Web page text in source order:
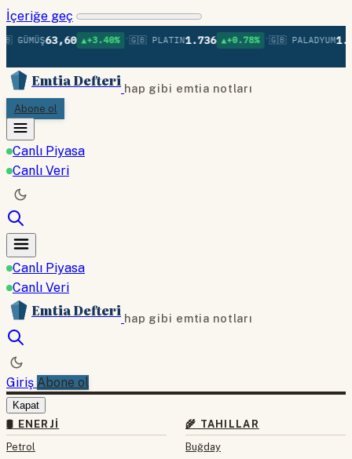
İçeriğe geç
63,60 ▲+3.40% •🇬🇧 PLATIN1.736 ▲+0.78% •🇬🇧 PALADYUM
Emtia Defteri hap gibi emtia notları
Abone ol
Canlı Piyasa
Canlı Veri
Canlı Piyasa
Canlı Veri
Emtia Defteri hap gibi emtia notları
Giriş Abone ol
Kapat
🛢 ENERJI
Petrol
🌾 TAHILLAR
Buğday